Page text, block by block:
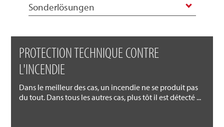
Sonderlösungen
PROTECTION TECHNIQUE CONTRE
L'INCENDIE
Dans le meilleur des cas, un incendie ne se produit pas
du tout. Dans tous les autres cas, plus tôt il est détecté ...